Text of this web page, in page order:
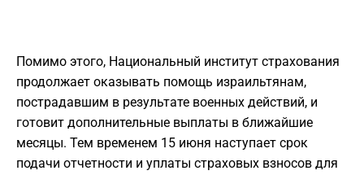
Помимо этого, Национальный институт страхования
продолжает оказывать помощь израильтянам,
пострадавшим в результате военных действий, и
готовит дополнительные выплаты в ближайшие
месяцы. Тем временем 15 июня наступает срок
подачи отчетности и уплаты страховых взносов для